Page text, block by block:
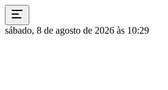
sábado, 8 de agosto de 2026 às 10:29